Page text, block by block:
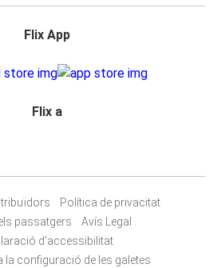
Flix App
Flix a
Política de privacitat
passatgers
Avís Legal
d'accessibilitat
la configuració de les galetes